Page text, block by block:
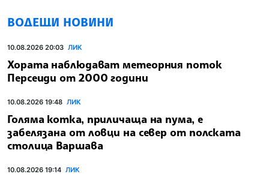
ВОДЕЩИ НОВИНИ
10.08.2026 20:03 ЛИК
Хората наблюдават метеорния поток
Персеиди от 2000 години
10.08.2026 19:48 ЛИК
Голяма котка, приличаща на пума, е
забелязана от ловци на север от полската
столица Варшава
10.08.2026 19:14 ЛИК